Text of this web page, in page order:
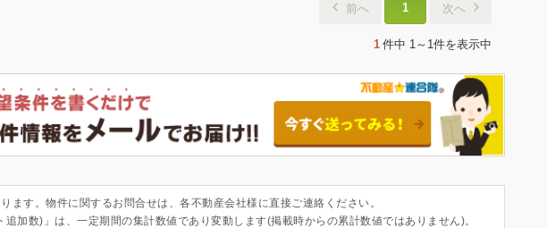
前へ 1 次へ
1 件中 1～1件を表示中
す。物件に関するお問合せは、各不動産会社様に直接ご連絡ください。
加数)」は、一定期間の集計数値であり変動します(掲載時からの累計数値ではありません)。